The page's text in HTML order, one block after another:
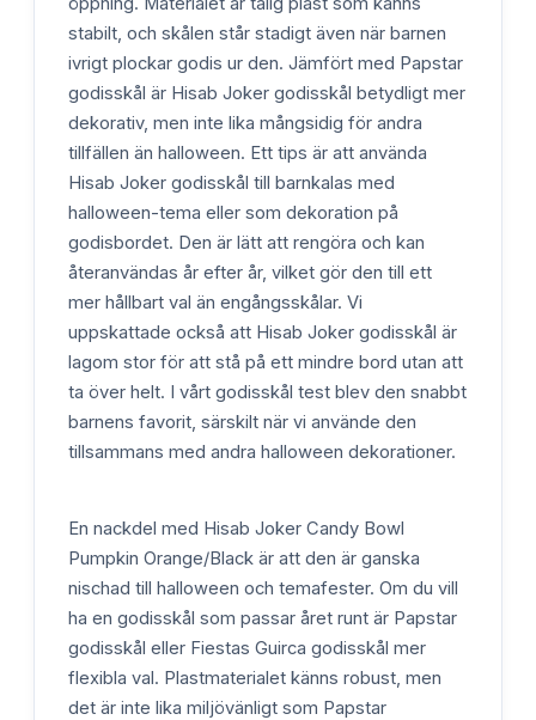
stabilt, och skålen står stadigt även när barnen
ivrigt plockar godis ur den. Jämfört med Papstar
godisskål är Hisab Joker godisskål betydligt mer
dekorativ, men inte lika mångsidig för andra
tillfällen än halloween. Ett tips är att använda
Hisab Joker godisskål till barnkalas med
halloween-tema eller som dekoration på
godisbordet. Den är lätt att rengöra och kan
återanvändas år efter år, vilket gör den till ett
mer hållbart val än engångsskålar. Vi
uppskattade också att Hisab Joker godisskål är
lagom stor för att stå på ett mindre bord utan att
ta över helt. I vårt godisskål test blev den snabbt
barnens favorit, särskilt när vi använde den
tillsammans med andra halloween dekorationer.
En nackdel med Hisab Joker Candy Bowl
Pumpkin Orange/Black är att den är ganska
nischad till halloween och temafester. Om du vill
ha en godisskål som passar året runt är Papstar
godisskål eller Fiestas Guirca godisskål mer
flexibla val. Plastmaterialet känns robust, men
det är inte lika miljövänligt som Papstar